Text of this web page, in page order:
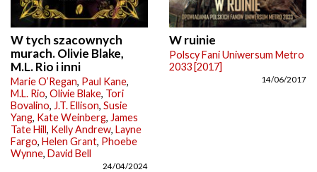
W tych szacownych
murach. Olivie Blake,
M.L. Rio i inni
Marie O’Regan, Paul Kane,
M.L. Rio, Olivie Blake, Tori
Bovalino, J.T. Ellison, Susie
Yang, Kate Weinberg, James
Tate Hill, Kelly Andrew, Layne
Fargo, Helen Grant, Phoebe
Wynne, David Bell
24/04/2024
W ruinie
Polscy Fani Uniwersum Metro
2033 [2017]
14/06/2017